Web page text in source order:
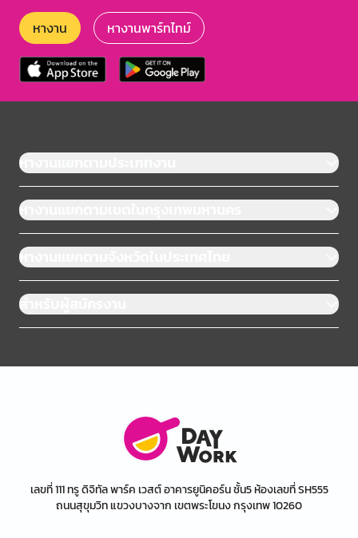
หางาน หางานพาร์ทไทม์
หางานแยกตามประเภทงาน
หางานแยกตามเขตในกรุงเทพมหานคร
หางานแยกตามจังหวัดในประเทศไทย
สำหรับผู้สมัครงาน
เลขที่ 111 ทรู ดิจิทัล พาร์ค เวสต์ อาคารยูนิคอร์น ชั้น5 ห้องเลขที่ SH555
ถนนสุขุมวิท แขวงบางจาก เขตพระโขนง กรุงเทพ 10260